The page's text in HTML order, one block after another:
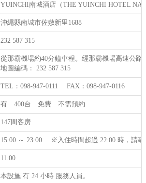
YUINCHI南城酒店（THE YUINCHI HOTEL
沖繩縣南城市佐敷新里1688
232 587 315
從那霸機場約40分鐘車程。經那霸機場高速公路
地圖編碼： 232 587 315
TEL：098-947-0111 FAX：098-947-0116
有 400台 免費 不需預約
147間客房
15:00 ～ 23:00 ※入住時間超過 22:00 時，請事
11:00
本設施 有 24 小時 服務人員。